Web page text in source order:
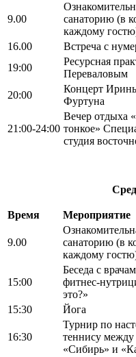
9.00
санаторию (в
каждому
16.00 Встреча с
19:00
Ресурсная
Переваловым
20:00
Концерт
Фуртуна
21:00-24:00
Вечер отдыха
тонкое»
студия
Время Мероприятие
9.00
санаторию (в
каждому
15:00
Беседа с
фитнес-
это?»
15:30 Йога
16:30
Турнир по
теннису между
«Сибирь» и